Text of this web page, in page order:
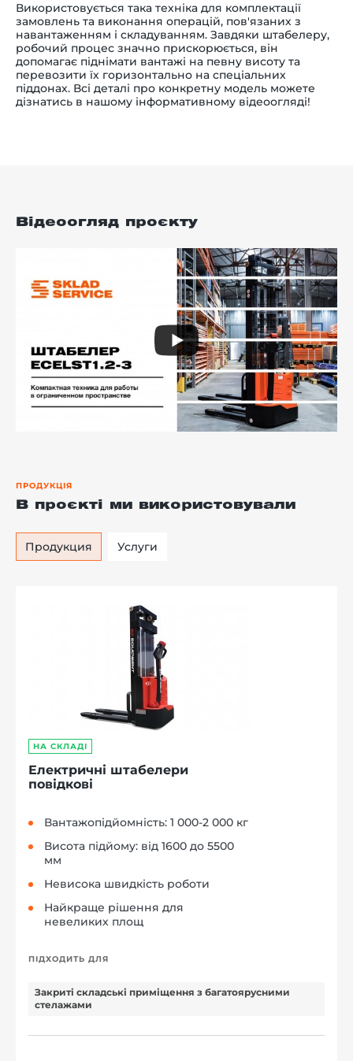
Використовується така техніка для комплектації
замовлень та виконання операцій, пов'язаних з
навантаженням і складуванням. Завдяки штабелеру,
робочий процес значно прискорюється, він
допомагає піднімати вантажі на певну висоту та
перевозити їх горизонтально на спеціальних
піддонах. Всі деталі про конкретну модель можете
дізнатись в нашому інформативному відеоогляді!
Відеоогляд проєкту
ПРОДУКЦІЯ
В проєкті ми використовували
Продукция Услуги
НА СКЛАДІ
Електричні штабелери
повідкові
Вантажопідйомність: 1 000-2 000 кг
Висота підйому: від 1600 до 5500
мм
Невисока швидкість роботи
Найкраще рішення для
невеликих площ
ПІДХОДИТЬ ДЛЯ
Закриті складські приміщення з багатоярусними
стелажами